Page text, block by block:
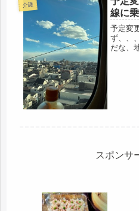
介護
線に
予定変
ず、、
だな、
スポンサ